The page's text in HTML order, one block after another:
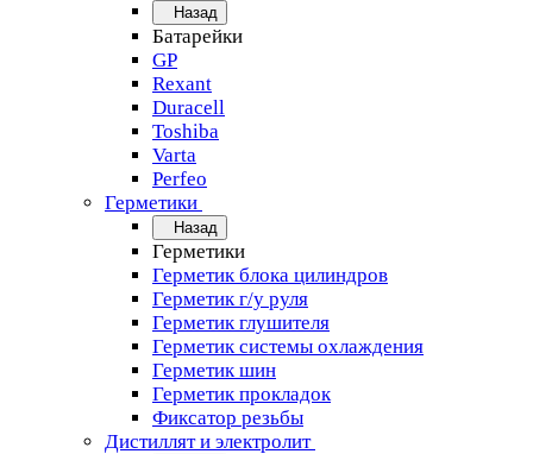
Назад
Батарейки
GP
Rexant
Duracell
Toshiba
Varta
Perfeo
Герметики
Назад
Герметики
Герметик блока цилиндров
Герметик г/у руля
Герметик глушителя
Герметик системы охлаждения
Герметик шин
Герметик прокладок
Фиксатор резьбы
Дистиллят и электролит